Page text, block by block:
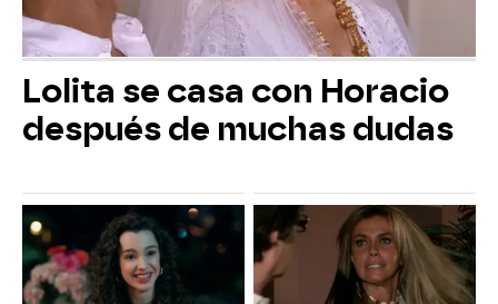
Lolita se casa con Horacio
después de muchas dudas